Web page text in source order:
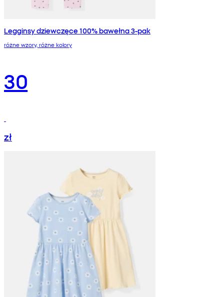
Legginsy dziewczęce 100% bawełna 3-pak
różne wzory, różne kolory
30
zł